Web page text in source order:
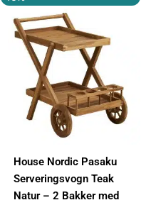
House Nordic Pasaku
Serveringsvogn Teak
Natur – 2 Bakker med
oprindelige
pris
var:
1.999,00 kr..
aktuelle
1.699,00